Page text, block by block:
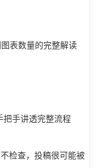
表数量的完整解读
把手讲透完整流程
检查，投稿很可能被